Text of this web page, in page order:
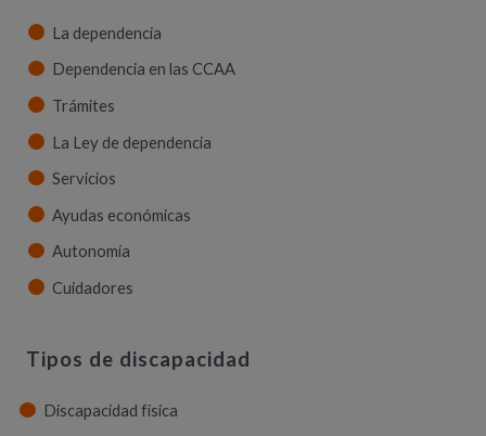
La dependencia
Dependencia en las CCAA
Trámites
La Ley de dependencia
Servicios
Ayudas económicas
Autonomía
Cuidadores
Tipos de discapacidad
Discapacidad física